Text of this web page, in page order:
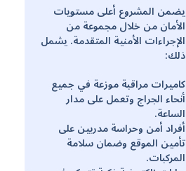
يضمن المشروع أعلى مستويات
الأمان من خلال مجموعة من
الإجراءات الأمنية المتقدمة. يشمل
ذلك:
كاميرات مراقبة موزعة في جميع
أنحاء الجراج وتعمل على مدار
الساعة.
أفراد أمن وحراسة مدربين على
تأمين الموقع وضمان سلامة
المركبات.